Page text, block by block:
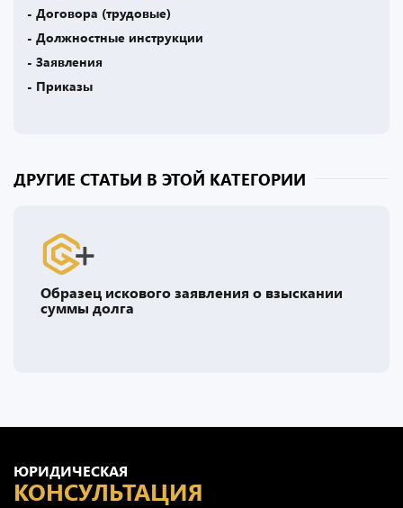
- Договора (трудовые)
- Должностные инструкции
- Заявления
- Приказы
ДРУГИЕ СТАТЬИ В ЭТОЙ КАТЕГОРИИ
Образец искового заявления о взыскании
суммы долга
ЮРИДИЧЕСКАЯ
КОНСУЛЬТАЦИЯ